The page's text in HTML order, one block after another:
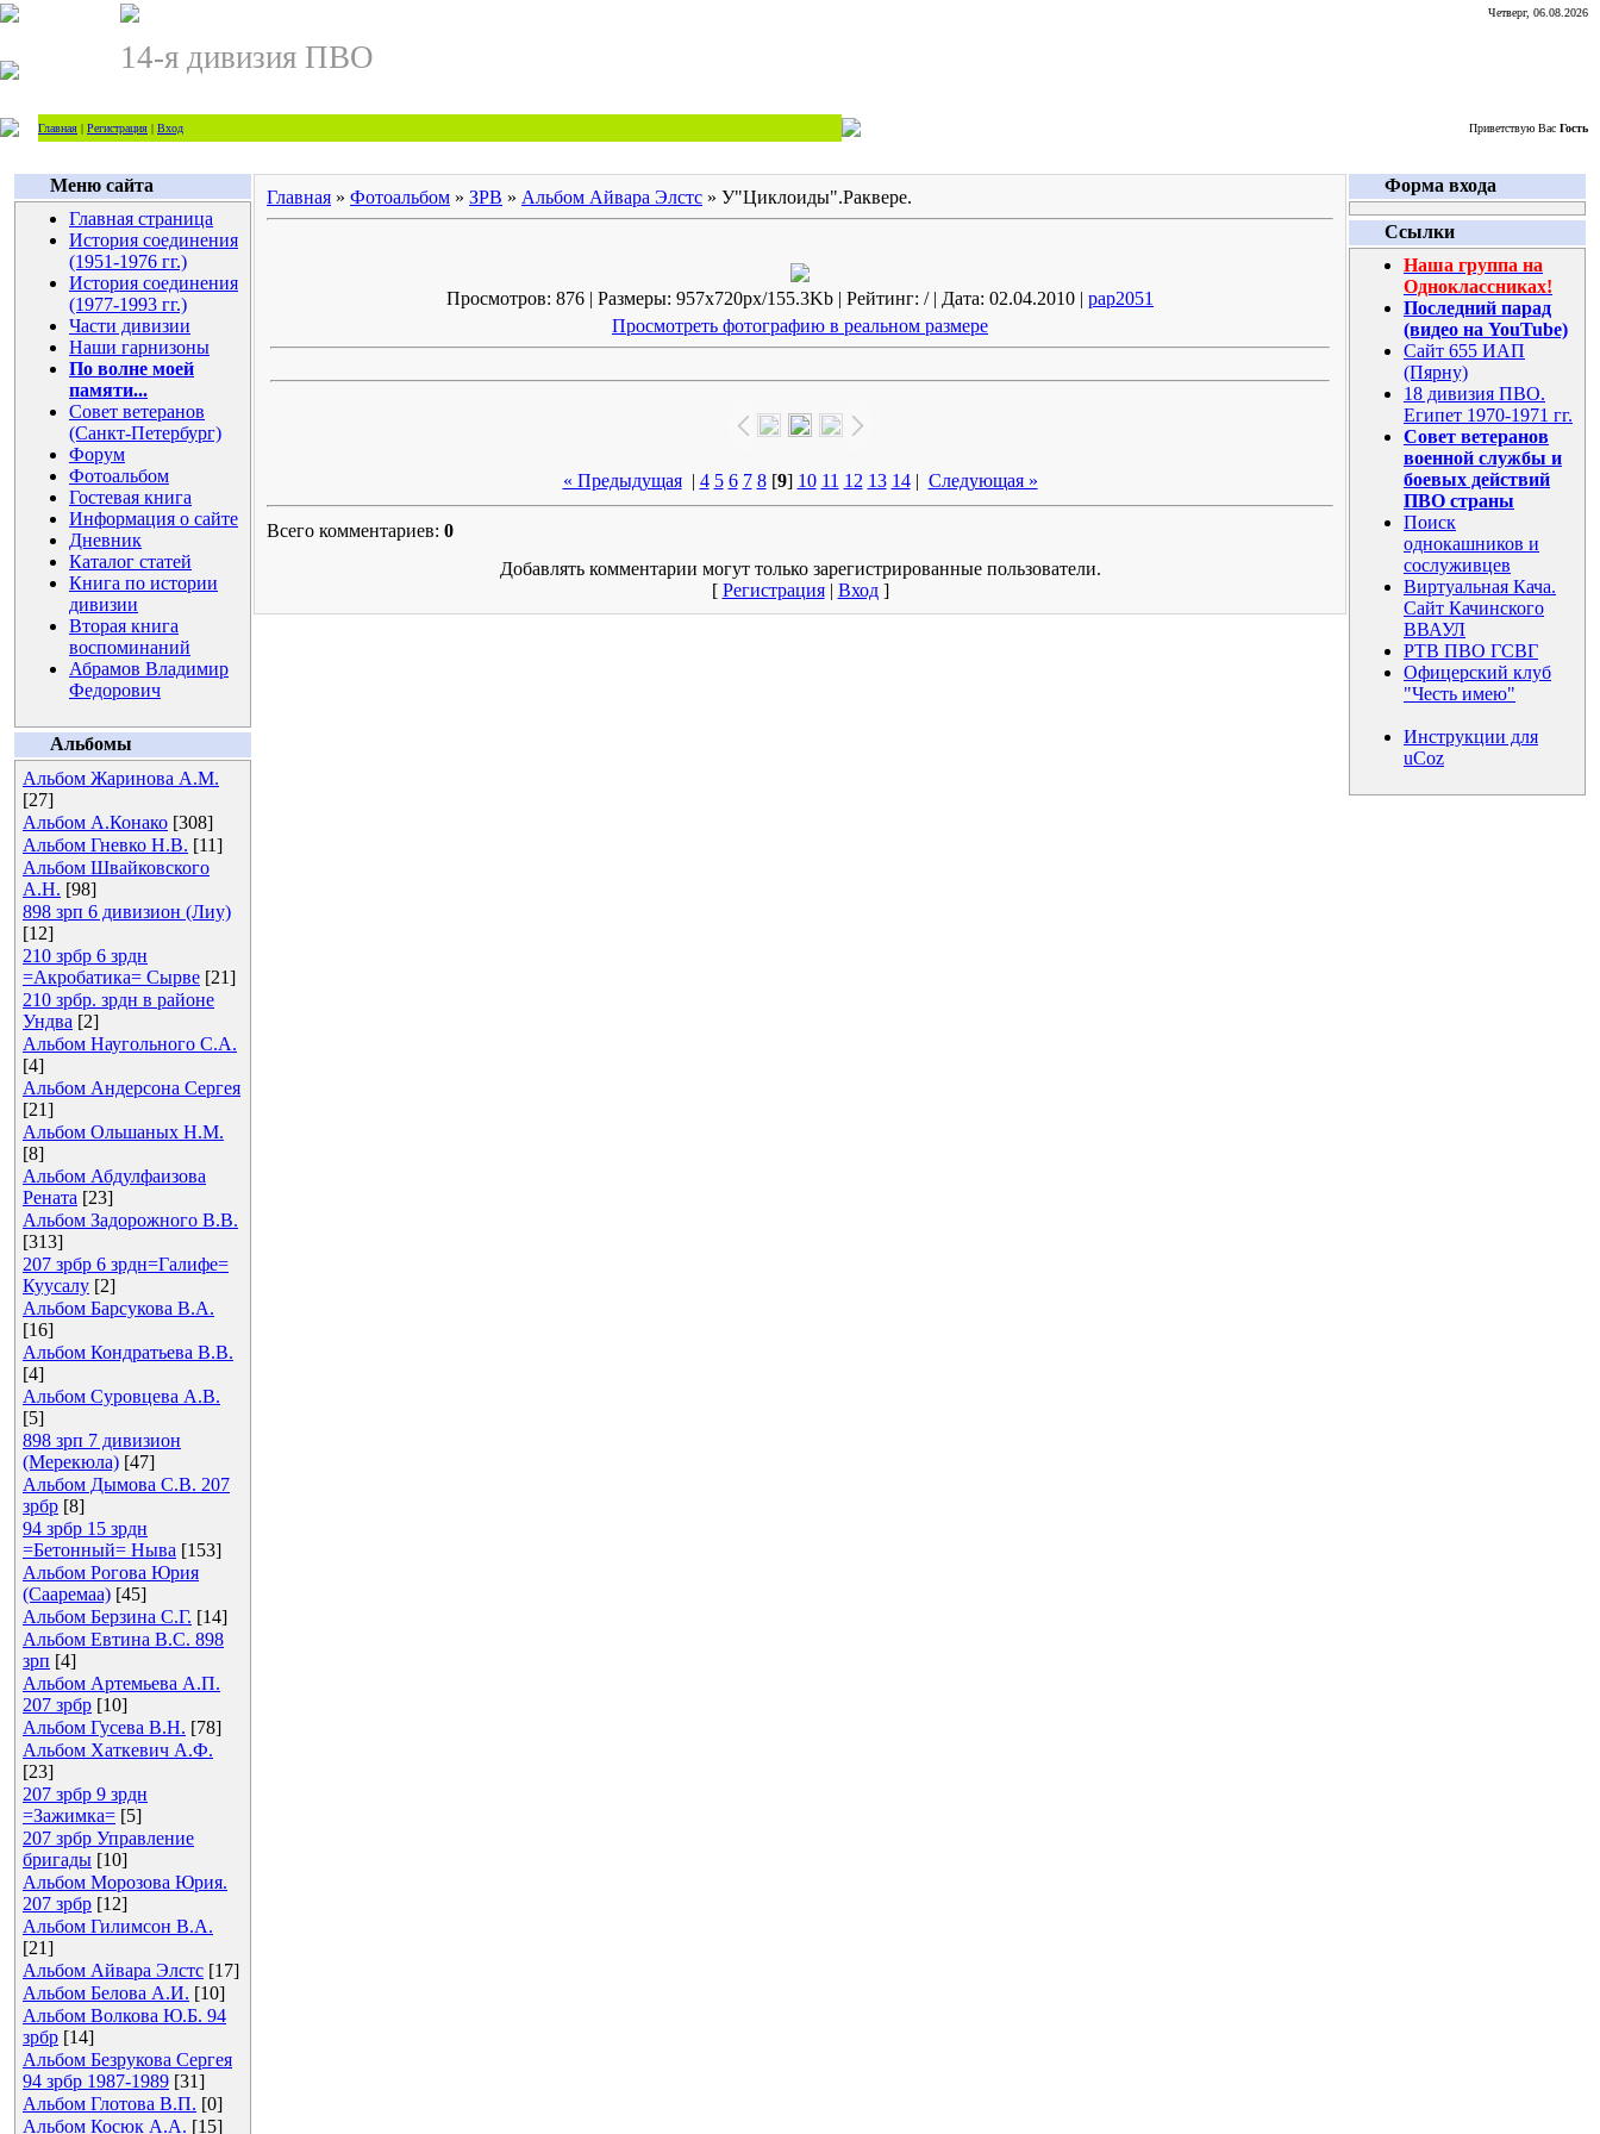
Четверг, 06.08.2026
14-я дивизия ПВО
Главная | Регистрация | Вход Приветствую Вас Гость
Меню сайта
Главная страница
История соединения
(1951-1976 гг.)
История соединения
(1977-1993 гг.)
Части дивизии
Наши гарнизоны
По волне моей
памяти...
Совет ветеранов
(Санкт-Петербург)
Форум
Фотоальбом
Гостевая книга
Информация о сайте
Дневник
Каталог статей
Книга по истории
дивизии
Вторая книга
воспоминаний
Абрамов Владимир
Федорович
Альбомы
Альбом Жаринова А.М.
[27]
Альбом А.Конако [308]
Альбом Гневко Н.В. [11]
Альбом Швайковского
А.Н. [98]
898 зрп 6 дивизион (Лиу)
[12]
210 зрбр 6 зрдн
=Акробатика= Сырве [21]
210 зрбр. зрдн в районе
Ундва [2]
Альбом Наугольного С.А.
[4]
Альбом Андерсона Сергея
[21]
Альбом Ольшаных Н.М.
[8]
Альбом Абдулфаизова
Рената [23]
Альбом Задорожного В.В.
[313]
207 зрбр 6 зрдн=Галифе=
Куусалу [2]
Альбом Барсукова В.А.
[16]
Альбом Кондратьева В.В.
[4]
Альбом Суровцева А.В.
[5]
898 зрп 7 дивизион
(Мерекюла) [47]
Альбом Дымова С.В. 207
зрбр [8]
94 зрбр 15 зрдн
=Бетонный= Ныва [153]
Альбом Рогова Юрия
(Сааремаа) [45]
Альбом Берзина С.Г. [14]
Альбом Евтина В.С. 898
зрп [4]
Альбом Артемьева А.П.
207 зрбр [10]
Альбом Гусева В.Н. [78]
Альбом Хаткевич А.Ф.
[23]
207 зрбр 9 зрдн
=Зажимка= [5]
207 зрбр Управление
бригады [10]
Альбом Морозова Юрия.
207 зрбр [12]
Альбом Гилимсон В.А.
[21]
Альбом Айвара Элстс [17]
Альбом Белова А.И. [10]
Альбом Волкова Ю.Б. 94
зрбр [14]
Альбом Безрукова Сергея
94 зрбр 1987-1989 [31]
Альбом Глотова В.П. [0]
Альбом Косюк А.А. [15]
Главная » Фотоальбом » ЗРВ » Альбом Айвара Элстс » У"Циклоиды".Раквере.
Просмотров: 876 | Размеры: 957x720px/155.3Kb | Рейтинг: / | Дата: 02.04.2010 | pap2051
Просмотреть фотографию в реальном размере
« Предыдущая| 4 5 6 7 8[9] 10 11 12 13 14| Следующая »
Всего комментариев: 0
Добавлять комментарии могут только зарегистрированные пользователи.
[ Регистрация| Вход]
Форма входа
Ссылки
Наша группа на
Одноклассниках!
Последний парад
(видео на YouTube)
Сайт 655 ИАП
(Пярну)
18 дивизия ПВО.
Египет 1970-1971 гг.
Совет ветеранов
военной службы и
боевых действий
ПВО страны
Поиск
однокашников и
сослуживцев
Виртуальная Кача.
Сайт Качинского
ВВАУЛ
РТВ ПВО ГСВГ
Офицерский клуб
"Честь имею"
Инструкции для
uCoz